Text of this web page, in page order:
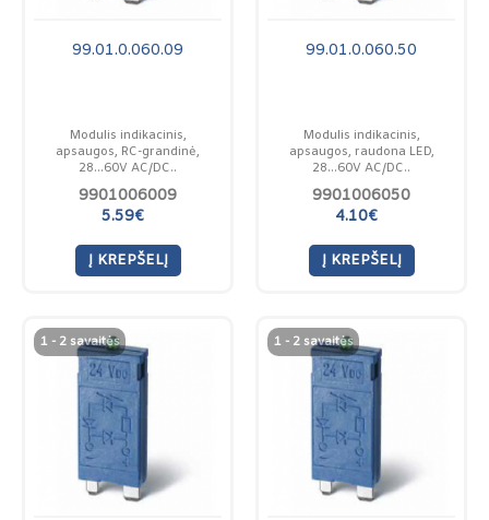
99.01.0.060.09
Modulis indikacinis,
apsaugos, RC-grandinė,
28...60V AC/DC..
9901006009
5.59€
Į KREPŠELĮ
99.01.0.060.50
Modulis indikacinis,
apsaugos, raudona LED,
28...60V AC/DC..
9901006050
4.10€
Į KREPŠELĮ
1 - 2 savaitės 1 - 2 savaitės